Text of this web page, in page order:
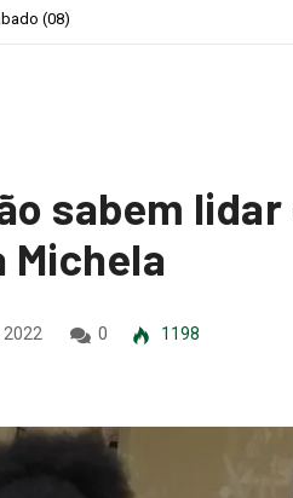
sabem lidar
Michela
2022 0 1198